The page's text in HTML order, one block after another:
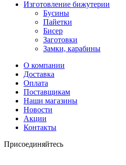
Изготовление бижутерии
Бусины
Пайетки
Бисер
Заготовки
Замки, карабины
О компании
Доставка
Оплата
Поставщикам
Наши магазины
Новости
Акции
Контакты
Присоединяйтесь